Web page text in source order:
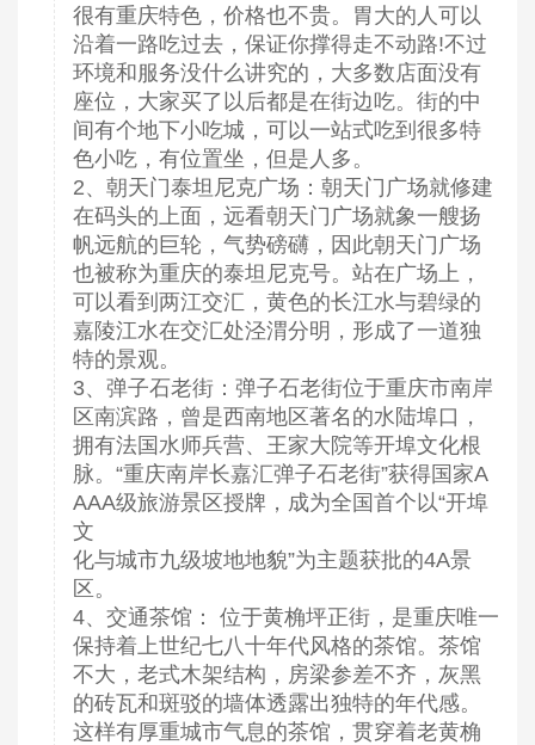
很有重庆特色，价格也不贵。胃大的人可以
沿着一路吃过去，保证你撑得走不动路!不过
环境和服务没什么讲究的，大多数店面没有
座位，大家买了以后都是在街边吃。街的中
间有个地下小吃城，可以一站式吃到很多特
色小吃，有位置坐，但是人多。
2、朝天门泰坦尼克广场：朝天门广场就修建
在码头的上面，远看朝天门广场就象一艘扬
帆远航的巨轮，气势磅礴，因此朝天门广场
也被称为重庆的泰坦尼克号。站在广场上，
可以看到两江交汇，黄色的长江水与碧绿的
嘉陵江水在交汇处泾渭分明，形成了一道独
特的景观。
3、弹子石老街：弹子石老街位于重庆市南岸
区南滨路，曾是西南地区著名的水陆埠口，
拥有法国水师兵营、王家大院等开埠文化根
脉。“重庆南岸长嘉汇弹子石老街”获得国家A
AAA级旅游景区授牌，成为全国首个以“开埠
文
化与城市九级坡地地貌”为主题获批的4A景
区。
4、交通茶馆： 位于黄桷坪正街，是重庆唯一
保持着上世纪七八十年代风格的茶馆。茶馆
不大，老式木架结构，房梁参差不齐，灰黑
的砖瓦和斑驳的墙体透露出独特的年代感。
这样有厚重城市气息的茶馆，贯穿着老黄桷